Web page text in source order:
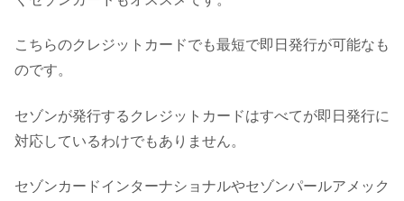
こちらのクレジットカードでも最短で即日発行が可能なも
のです。
セゾンが発行するクレジットカードはすべてが即日発行に
対応しているわけでもありません。
セゾンカードインターナショナルやセゾンパールアメック